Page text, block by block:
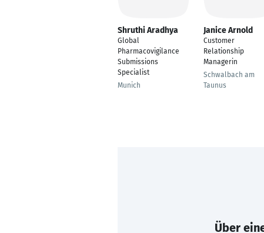
Shruthi Aradhya
Global
Pharmacovigilance
Submissions
Specialist
Munich
Janice Arnold
Customer
Relationship
Managerin
Schwalbach am
Taunus
Über